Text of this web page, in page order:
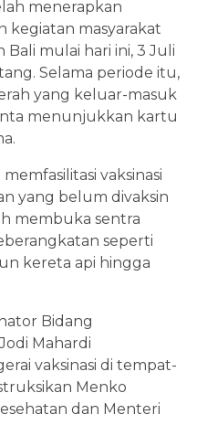
menerapkan
kegiatan masyarakat
Bali mulai hari ini, 3 Juli
Selama periode itu,
yang keluar-masuk
menunjukkan kartu
vaksinasi
yang belum divaksin
membuka sentra
seperti
kereta api hingga
Bidang
Mahardi
vaksinasi di tempat-
Menko
dan Menteri